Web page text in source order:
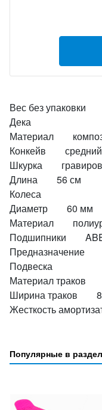
Вес без упаковки
Дека
Материал
Конкейв средний
Шкурка
Длина 56 см
Колеса
Диаметр 60 мм
Материал
Подшипники
Предназначение
Подвеска
Материал траков
Ширина траков 8
Жесткость
Популярные в